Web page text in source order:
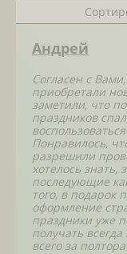
Андрей
Согласен с
приобретали
заметили, что
праздников
Понравилось,
разрешили
хотелось знать,
последующие
того, в подарок
оформление
праздники уже
получать
всего за